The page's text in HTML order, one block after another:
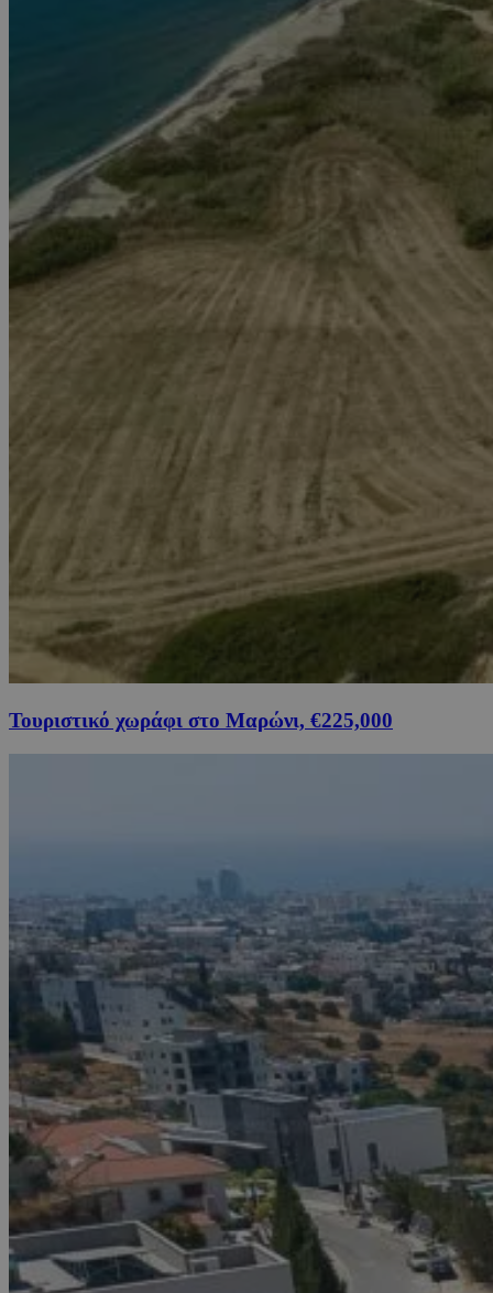
Τουριστικό χωράφι στο Μαρώνι, €225,000